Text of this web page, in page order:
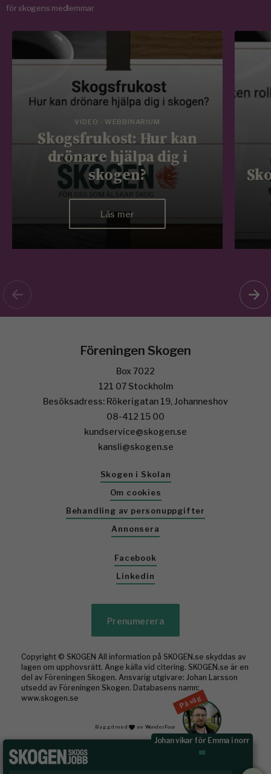
för skogens medlemmar
VIDEO - WEBBINARIUM
Skogsfrukost: Hur kan
drönare hjälpa dig i
skogen?
Läs mer
På väg
Johan vikar för Emma i norr
Föreningen Skogen
Box 7022
121 07 Stockholm
Besöksadress: Rökerigatan 19, Johanneshov
08-412 15 00
kundservice@skogen.se
kansli@skogen.se
Skogen i Skolan
Om cookies
Behandling av personuppgifter
Annonsera
Facebook
Linkedin
Prenumerera
Copyright © SKOGEN All information på SKOGEN.se skyddas av
lagen om upphovsrätt. Ange källa vid citering. SKOGEN.se är en
del av Föreningen Skogen. Ansvarig utgivare: Johan Larsson
utsedd av Föreningen Skogen. Databasens namn:
www.skogen.se
Byggd med av WonderFour